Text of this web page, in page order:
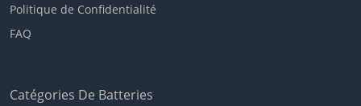
Politique de Confidentialité
FAQ
Catégories De Batteries